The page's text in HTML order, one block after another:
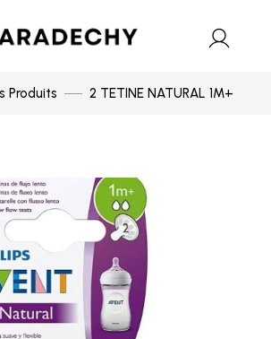
Produits 2 TETINE NATURAL 1M+